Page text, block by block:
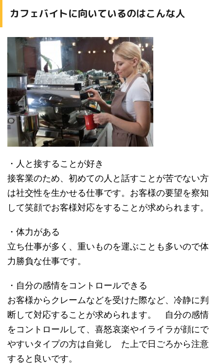
カフェバイトに向いているのはこんな人
・人と接することが好き
接客業のため、初めての人と話すことが苦でない方
は社交性を生かせる仕事です。お客様の要望を察知
して笑顔でお客様対応をすることが求められます。
・体力がある
立ち仕事が多く、重いものを運ぶことも多いので体
力勝負な仕事です。
・自分の感情をコントロールできる
お客様からクレームなどを受けた際など、冷静に判
断して対応することが求められます。 自分の感情
をコントロールして、喜怒哀楽やイライラが顔にで
やすいタイプの方は自覚し た上で日ごろから注意
すると良いです。